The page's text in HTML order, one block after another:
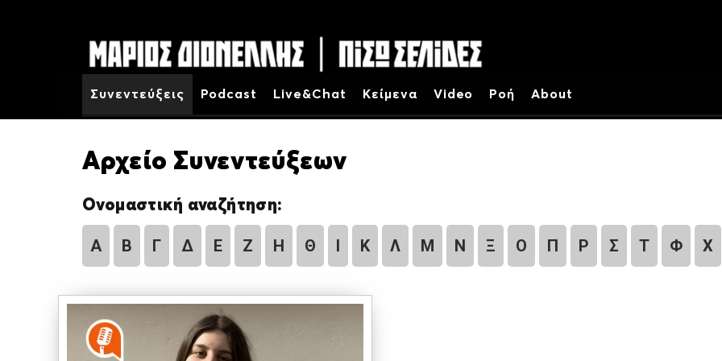
Συνεντεύξεις Podcast Live&Chat Κείμενα Video Ροή About
Αρχείο Συνεντεύξεων
Ονομαστική αναζήτηση:
Α Β Γ Δ Ε Ζ Η Θ Ι Κ Λ Μ Ν Ξ Ο Π Ρ Σ Τ Φ Χ